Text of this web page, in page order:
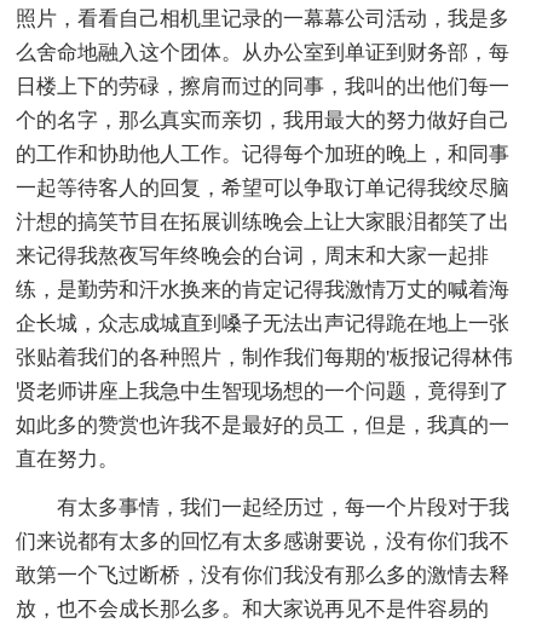
照片，看看自己相机里记录的一幕幕公司活动，我是多
么舍命地融入这个团体。从办公室到单证到财务部，每
日楼上下的劳碌，擦肩而过的同事，我叫的出他们每一
个的名字，那么真实而亲切，我用最大的努力做好自己
的工作和协助他人工作。记得每个加班的晚上，和同事
一起等待客人的回复，希望可以争取订单记得我绞尽脑
汁想的搞笑节目在拓展训练晚会上让大家眼泪都笑了出
来记得我熬夜写年终晚会的台词，周末和大家一起排
练，是勤劳和汗水换来的肯定记得我激情万丈的喊着海
企长城，众志成城直到嗓子无法出声记得跪在地上一张
张贴着我们的各种照片，制作我们每期的'板报记得林伟
贤老师讲座上我急中生智现场想的一个问题，竟得到了
如此多的赞赏也许我不是最好的员工，但是，我真的一
直在努力。
有太多事情，我们一起经历过，每一个片段对于我
们来说都有太多的回忆有太多感谢要说，没有你们我不
敢第一个飞过断桥，没有你们我没有那么多的激情去释
放，也不会成长那么多。和大家说再见不是件容易的